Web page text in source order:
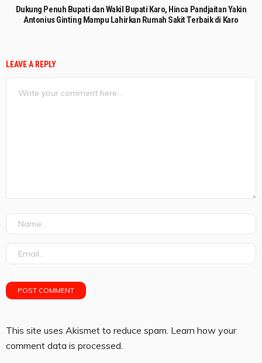
Dukung Penuh Bupati dan Wakil Bupati Karo, Hinca Pandjaitan Yakin
Antonius Ginting Mampu Lahirkan Rumah Sakit Terbaik di Karo
LEAVE A REPLY
This site uses Akismet to reduce spam. Learn how your
comment data is processed.